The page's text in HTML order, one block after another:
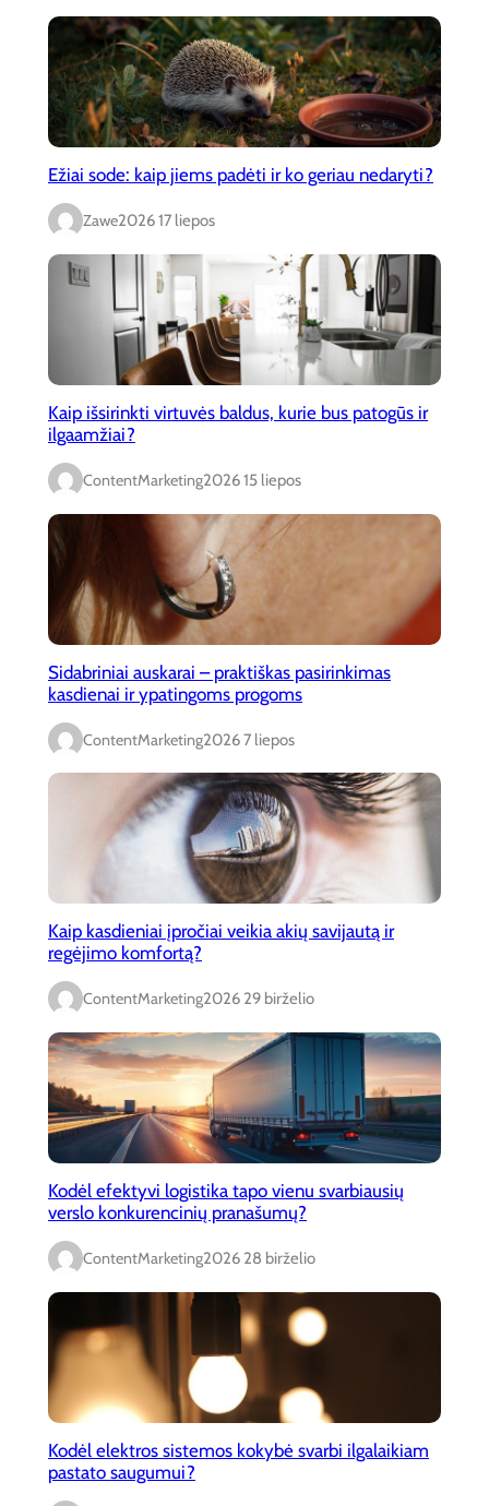
Ežiai sode: kaip jiems padėti ir ko geriau nedaryti?
Zawe2026 17 liepos
Kaip išsirinkti virtuvės baldus, kurie bus patogūs ir
ilgaamžiai?
ContentMarketing2026 15 liepos
Sidabriniai auskarai – praktiškas pasirinkimas
kasdienai ir ypatingoms progoms
ContentMarketing2026 7 liepos
Kaip kasdieniai įpročiai veikia akių savijautą ir
regėjimo komfortą?
ContentMarketing2026 29 birželio
Kodėl efektyvi logistika tapo vienu svarbiausių
verslo konkurencinių pranašumų?
ContentMarketing2026 28 birželio
Kodėl elektros sistemos kokybė svarbi ilgalaikiam
pastato saugumui?